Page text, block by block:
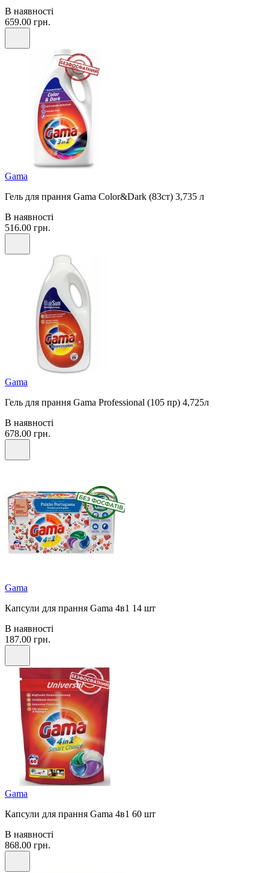
В наявності
659.00 грн.
Gama
Гель для прання Gama Color&Dark (83ст) 3,735 л
В наявності
516.00 грн.
Gama
Гель для прання Gama Professional (105 пр) 4,725л
В наявності
678.00 грн.
Gama
Капсули для прання Gama 4в1 14 шт
В наявності
187.00 грн.
Gama
Капсули для прання Gama 4в1 60 шт
В наявності
868.00 грн.